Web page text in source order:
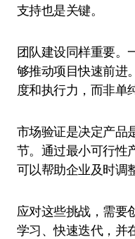
支持也是关键。
团队建设同样重要。
够推动项目快速前进
度和执行力，而非单
市场验证是决定产品
节。通过最小可行性
可以帮助企业及时调
应对这些挑战，需要
学习、快速迭代，并